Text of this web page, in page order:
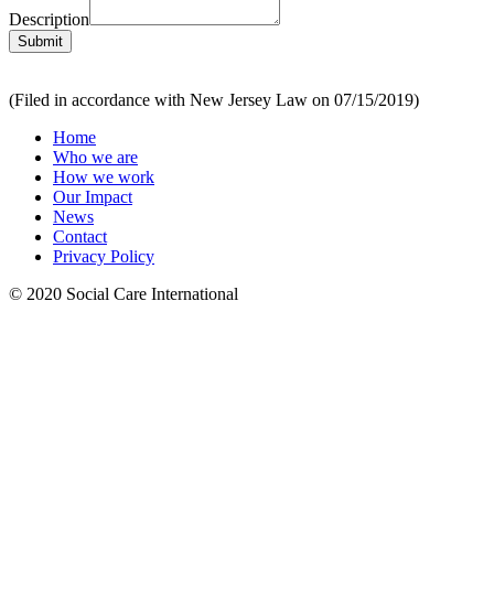
Description
Submit
(Filed in accordance with New Jersey Law on 07/15/2019)
Home
Who we are
How we work
Our Impact
News
Contact
Privacy Policy
© 2020 Social Care International